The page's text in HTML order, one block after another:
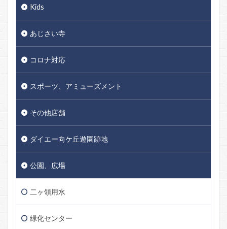
Kids
あじさい寺
コロナ対応
スポーツ、アミューズメント
その他店舗
ダイエー向ケ丘遊園跡地
公園、広場
二ヶ領用水
緑化センター